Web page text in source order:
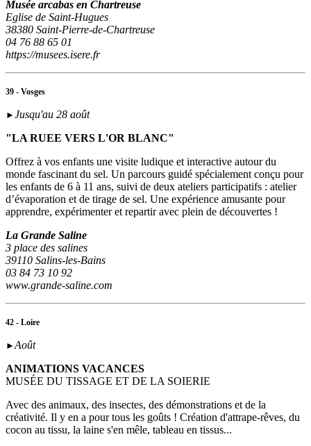
Musée arcabas en Chartreuse
Eglise de Saint-Hugues
38380 Saint-Pierre-de-Chartreuse
04 76 88 65 01
https://musees.isere.fr
39 - Vosges
► Jusqu'au 28 août
"LA RUEE VERS L'OR BLANC"
Offrez à vos enfants une visite ludique et interactive autour du
monde fascinant du sel. Un parcours guidé spécialement conçu pour
les enfants de 6 à 11 ans, suivi de deux ateliers participatifs : atelier
d’évaporation et de tirage de sel. Une expérience amusante pour
apprendre, expérimenter et repartir avec plein de découvertes !
La Grande Saline
3 place des salines
39110 Salins-les-Bains
03 84 73 10 92
www.grande-saline.com
42 - Loire
►Août
ANIMATIONS VACANCES
MUSÉE DU TISSAGE ET DE LA SOIERIE
Avec des animaux, des insectes, des démonstrations et de la
créativité. Il y en a pour tous les goûts ! Création d'attrape-rêves, du
cocon au tissu, la laine s'en mêle, tableau en tissus...